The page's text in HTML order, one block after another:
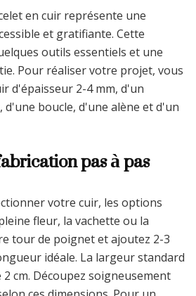
en cuir représente une
et gratifiante. Cette
outils essentiels et une
Pour réaliser votre projet, vous
d'épaisseur 2-4 mm, d'un
d'une boucle, d'une alène et d'un
pas à pas
votre cuir, les options
fleur, la vachette ou la
tour de poignet et ajoutez 2-3
idéale. La largeur standard
cm. Découpez soigneusement